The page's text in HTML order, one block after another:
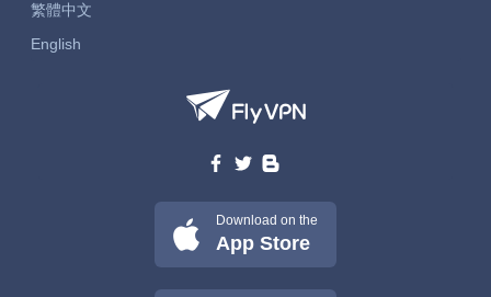
繁體中文
English
Download on the
App Store